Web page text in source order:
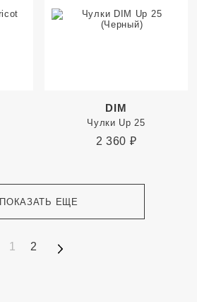
DIM
Чулки Up 25
2 360 ₽
ПОКАЗАТЬ ЕЩЕ
1 2